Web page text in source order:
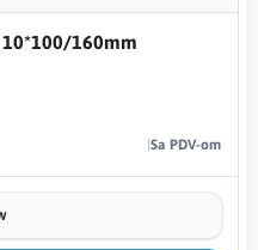
10*100/160mm
Sa PDV-om